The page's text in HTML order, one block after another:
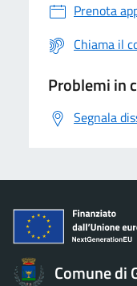
Prenota
Chiama il
Problemi in
Segnala
Comune di